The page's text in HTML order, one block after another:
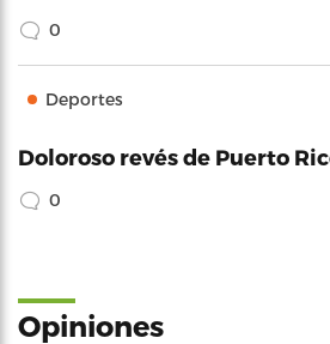
0
Deportes
Doloroso revés de Puerto
0
Opiniones